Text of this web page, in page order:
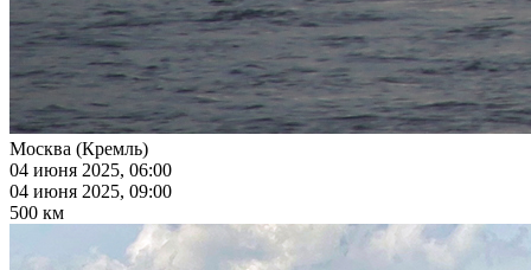
Москва (Кремль)
04 июня 2025, 06:00
04 июня 2025, 09:00
500 км